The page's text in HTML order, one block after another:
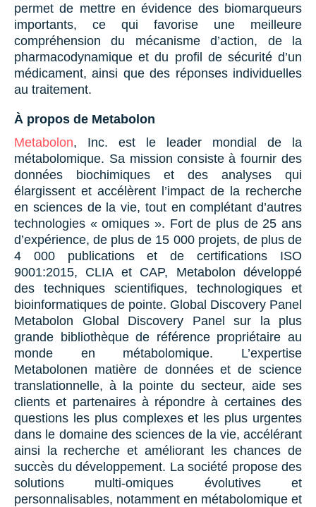
permet de mettre en évidence des biomarqueurs
importants, ce qui favorise une meilleure
compréhension du mécanisme d’action, de la
pharmacodynamique et du profil de sécurité d’un
médicament, ainsi que des réponses individuelles
au traitement.
À propos de Metabolon
Metabolon, Inc. est le leader mondial de la
métabolomique. Sa mission consiste à fournir des
données biochimiques et des analyses qui
élargissent et accélèrent l’impact de la recherche
en sciences de la vie, tout en complétant d’autres
technologies « omiques ». Fort de plus de 25 ans
d’expérience, de plus de 15 000 projets, de plus de
4 000 publications et de certifications ISO
9001:2015, CLIA et CAP, Metabolon développé
des techniques scientifiques, technologiques et
bioinformatiques de pointe. Global Discovery Panel
Metabolon Global Discovery Panel sur la plus
grande bibliothèque de référence propriétaire au
monde en métabolomique. L’expertise
Metabolonen matière de données et de science
translationnelle, à la pointe du secteur, aide ses
clients et partenaires à répondre à certaines des
questions les plus complexes et les plus urgentes
dans le domaine des sciences de la vie, accélérant
ainsi la recherche et améliorant les chances de
succès du développement. La société propose des
solutions multi-omiques évolutives et
personnalisables, notamment en métabolomique et